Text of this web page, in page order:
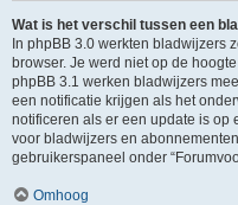
Wat is het verschil tussen een
In phpBB 3.0 werkten bladwijzers
browser. Je werd niet op de
phpBB 3.1 werken bladwijzers
een notificatie krijgen als het
notificeren als er een update is op
voor bladwijzers en
gebruikerspaneel onder
Omhoog